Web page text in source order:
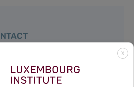
X